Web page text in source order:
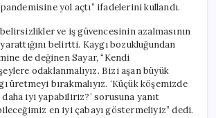
yol açtı” ifadelerini kullandı.
ve iş güvencesinin azalmasının
belirtti. Kaygı bozukluğundan
de değinen Sayar, “Kendi
odaklanmalıyız. Bizi aşan büyük
üretmeyi bırakmalıyız. ‘Küçük köşemizde
daha iyi yapabiliriz?’ sorusuna yanıt
en iyi çabayı göstermeliyiz” dedi.